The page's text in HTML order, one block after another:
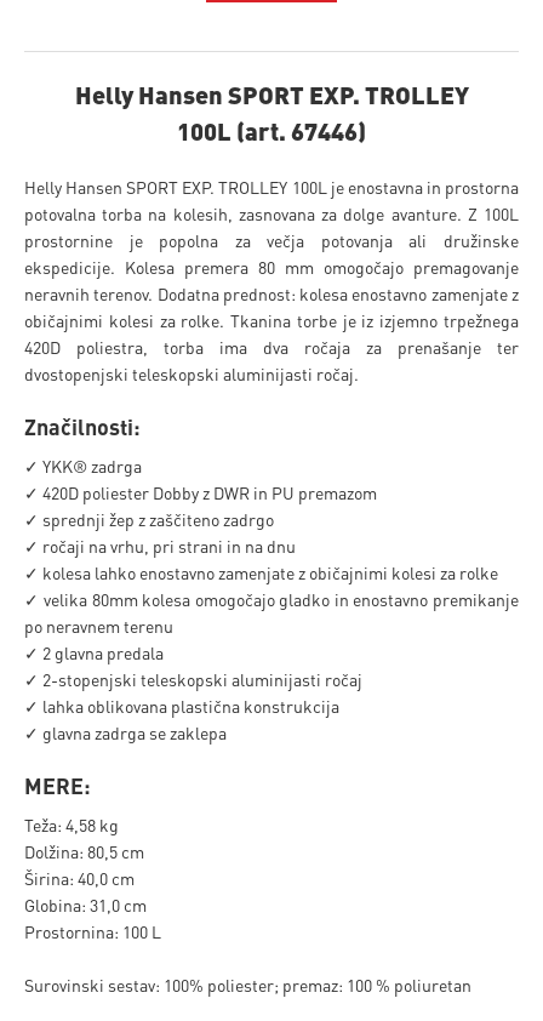
Helly Hansen SPORT EXP. TROLLEY
100L (art. 67446)
Helly Hansen SPORT EXP. TROLLEY 100L je enostavna in prostorna
potovalna torba na kolesih, zasnovana za dolge avanture. Z 100L
prostornine je popolna za večja potovanja ali družinske
ekspedicije. Kolesa premera 80 mm omogočajo premagovanje
neravnih terenov. Dodatna prednost: kolesa enostavno zamenjate z
običajnimi kolesi za rolke. Tkanina torbe je iz izjemno trpežnega
420D poliestra, torba ima dva ročaja za prenašanje ter
dvostopenjski teleskopski aluminijasti ročaj.
Značilnosti:
✓ YKK® zadrga
✓ 420D poliester Dobby z DWR in PU premazom
✓ sprednji žep z zaščiteno zadrgo
✓ ročaji na vrhu, pri strani in na dnu
✓ kolesa lahko enostavno zamenjate z običajnimi kolesi za rolke
✓ velika 80mm kolesa omogočajo gladko in enostavno premikanje
po neravnem terenu
✓ 2 glavna predala
✓ 2-stopenjski teleskopski aluminijasti ročaj
✓ lahka oblikovana plastična konstrukcija
✓ glavna zadrga se zaklepa
MERE:
Teža: 4,58 kg
Dolžina: 80,5 cm
Širina: 40,0 cm
Globina: 31,0 cm
Prostornina: 100 L
Surovinski sestav: 100% poliester; premaz: 100 % poliuretan